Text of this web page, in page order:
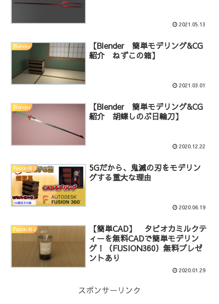
2021.05.13
Blender
【Blender 簡単モデリング&CG
紹介 ねずこの箱】
2021.03.01
Blender
【Blender 簡単モデリング&CG
紹介 胡蝶しのぶ日輪刀】
2020.12.22
Fusion360
5Gだから、鬼滅の刃をモデリン
グする重大な理由
2020.06.19
Fusion360
【簡単CAD】 タピオカミルクテ
ィーを無料CADで簡単モデリン
グ！（FUSION360）無料プレゼ
ントあり
2020.01.29
スポンサーリンク